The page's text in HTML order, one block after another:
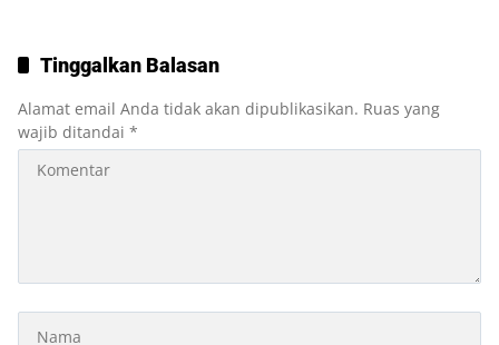
Tinggalkan Balasan
Alamat email Anda tidak akan dipublikasikan. Ruas yang
wajib ditandai *